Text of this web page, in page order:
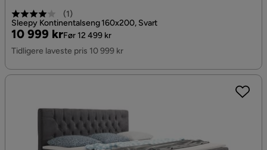
(1)
Sleepy Kontinentalseng 160x200, Svart
Pris
10 999 kr
Original
Pris
Før 12 499 kr
Tidligere laveste pris 10 999 kr